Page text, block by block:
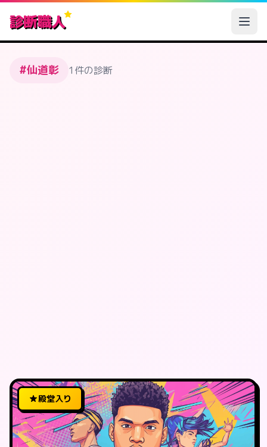
診断職人
#仙道彰 1件の診断
殿堂入り